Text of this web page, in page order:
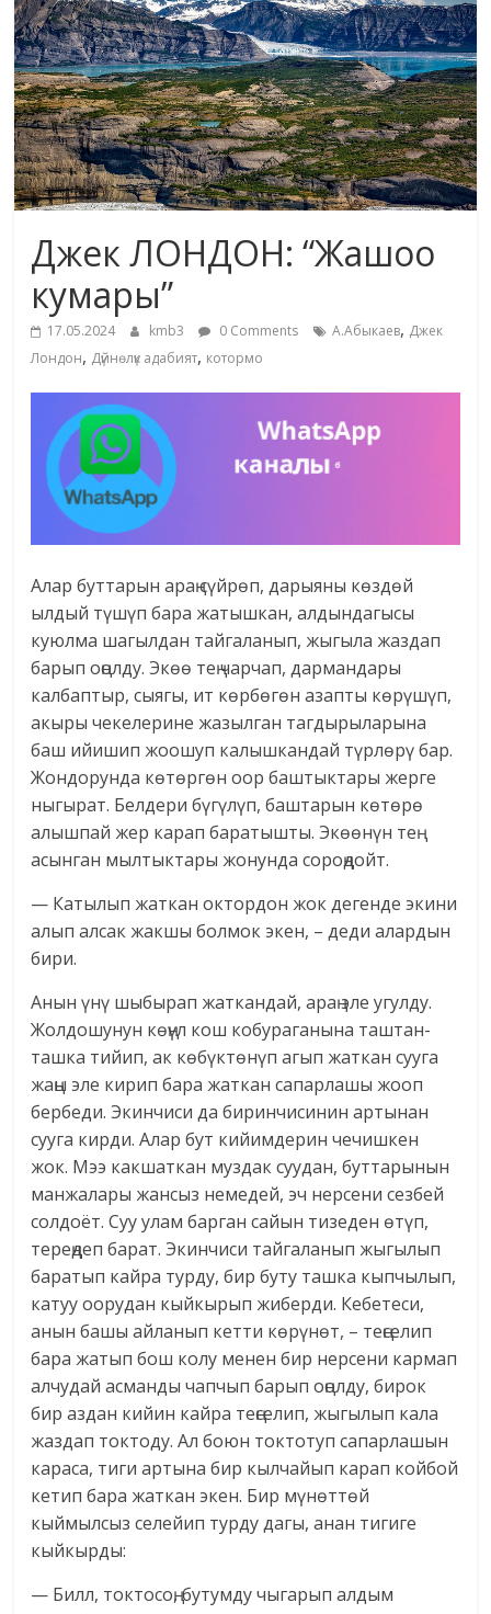
маданияты
жана
адабияты
Джек ЛОНДОН: “Жашоо
кумары”
17.05.2024 kmb3 0 Comments А.Абыкаев, Джек
Лондон, Дүйнөлүк адабият, котормо
Алар буттарын араң сүйрөп, дарыяны көздөй
ылдый түшүп бара жатышкан, алдындагысы
куюлма шагылдан тайгаланып, жыгыла жаздап
барып оңолду. Экөө тең чарчап, дармандары
калбаптыр, сыягы, ит көрбөгөн азапты көрүшүп,
акыры чекелерине жазылган тагдырыларына
баш ийишип жоошуп калышкандай түрлөрү бар.
Жондорунда көтөргөн оор баштыктары жерге
ныгырат. Белдери бүгүлүп, баштарын көтөрө
алышпай жер карап баратышты. Экөөнүн тең
асынган мылтыктары жонунда сороңдойт.
— Катылып жаткан октордон жок дегенде экини
алып алсак жакшы болмок экен, – деди алардын
бири.
Анын үнү шыбырап жаткандай, араң эле угулду.
Жолдошунун көңүл кош кобураганына таштан-
ташка тийип, ак көбүктөнүп агып жаткан сууга
жаңы эле кирип бара жаткан сапарлашы жооп
бербеди. Экинчиси да биринчисинин артынан
сууга кирди. Алар бут кийимдерин чечишкен
жок. Мээ какшаткан муздак суудан, буттарынын
манжалары жансыз немедей, эч нерсени сезбей
солдоёт. Суу улам барган сайын тизеден өтүп,
тереңдеп барат. Экинчиси тайгаланып жыгылып
баратып кайра турду, бир буту ташка кыпчылып,
катуу оорудан кыйкырып жиберди. Кебетеси,
анын башы айланып кетти көрүнөт, – теңселип
бара жатып бош колу менен бир нерсени кармап
алчудай асманды чапчып барып оңолду, бирок
бир аздан кийин кайра теңселип, жыгылып кала
жаздап токтоду. Ал боюн токтотуп сапарлашын
караса, тиги артына бир кылчайып карап койбой
кетип бара жаткан экен. Бир мүнөттөй
кыймылсыз селейип турду дагы, анан тигиге
кыйкырды:
— Билл, токтосоң, бутумду чыгарып алдым